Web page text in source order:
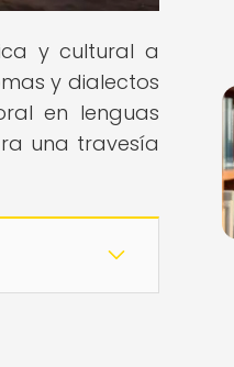
y cultural a
y dialectos
en lenguas
una travesía